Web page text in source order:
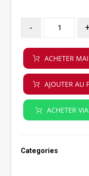
- +
ACHETER
AJOUTER AU
ACHETER
Categories